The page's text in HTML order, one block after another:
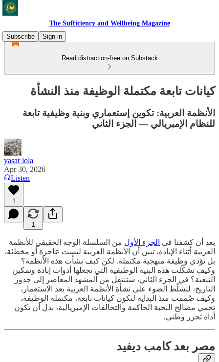
The Sufficiency and Wellbeing Magazine
Subscribe
Sign in
Read distraction-free on Substack
كيانات تابعة مكتملة الوظيفة منذ النشأة
الأنظمة العربية: تكوين إستعماري وبنية وظيفية تابعة
للنظام الإمبريالي — الجزء الثاني
yasar lola
Apr 30, 2026
Listen
1
1
بعد أن كشفنا في الجزء الأول من السلسلة الوجه الحقيقي للأنظمة
العربية أثناء الإبادة، تبين أن الأنظمة العربية ليست عاجزة أو مخطئة،
بل تؤدي وظيفة منهجية مكتملة. لكن كيف نشأت هذه الأنظمة؟
وكيف تشكّلت هذه البنية الوظيفية التي تجعلها أدوات إبادة وتمكين
التبعية؟ في الجزء الثاني، سننتقل من المشهد المعاصر إلى جذور
التاريخ، لنسلّط الضوء على نشأة الأنظمة العربية بعد الاستعمار،
وكيف صُممت منذ البداية لتكون كيانات تابعة، مكتملة الوظيفة،
تحمي مصالح النخبة الحاكمة والتحالفات الإمبريالية، بدل أن تكون
أداة تحرر وطني.
مصر بعد كامب ديفيد